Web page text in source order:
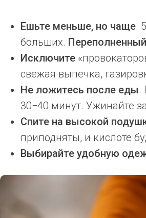
Ешьте меньше, но чаще.
больших.
Исключите
свежая выпечка,
Не ложитесь после еды.
30−40 минут. Ужинайте
Спите на высокой
приподняты, и кислоте
Выбирайте удобную